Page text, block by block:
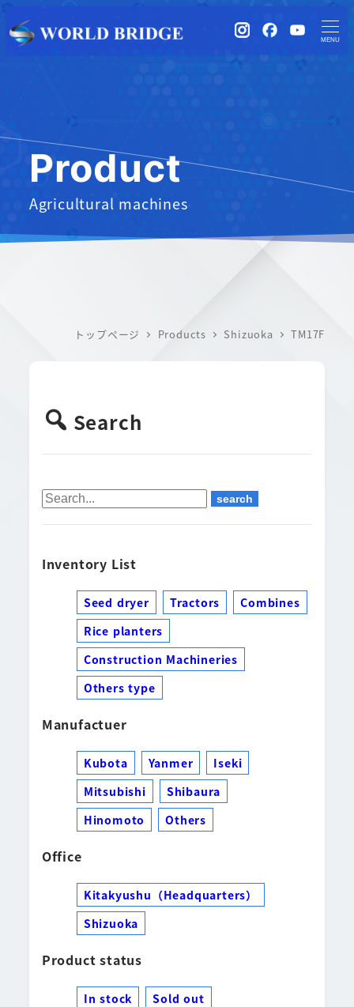
instagramFacebook
MENU
Product
Agricultural machines
トップページ Products Shizuoka TM17F
Search
Inventory List
Seed dryer Tractors
Combines
Rice planters
Construction Machineries
Others type
Manufactuer
Kubota Yanmer
Iseki
Mitsubishi
Shibaura
Hinomoto
Others
Office
Kitakyushu（Headquarters）
Shizuoka
Product status
In stock Sold out